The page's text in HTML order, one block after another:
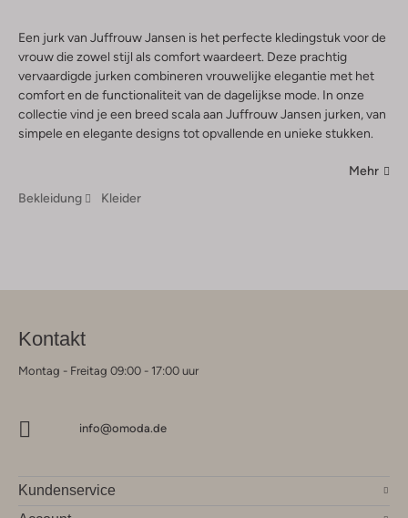
Een jurk van Juffrouw Jansen is het perfecte kledingstuk voor de
vrouw die zowel stijl als comfort waardeert. Deze prachtig
vervaardigde jurken combineren vrouwelijke elegantie met het
comfort en de functionaliteit van de dagelijkse mode. In onze
collectie vind je een breed scala aan Juffrouw Jansen jurken, van
simpele en elegante designs tot opvallende en unieke stukken.
Mehr
Bekleidung
Kleider
Kontakt
Montag - Freitag 09:00 - 17:00 uur
info@omoda.de
Kundenservice